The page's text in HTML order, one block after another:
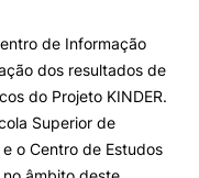
de Informação
dos resultados de
do Projeto KINDER.
Superior de
o Centro de Estudos